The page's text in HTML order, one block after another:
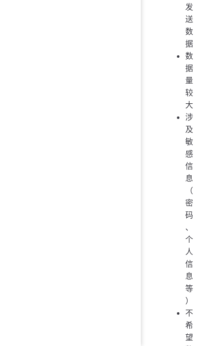
发
送
数
据
数
据
量
较
大
涉
及
敏
感
信
息
（
密
码
、
个
人
信
息
等
）
不
希
望